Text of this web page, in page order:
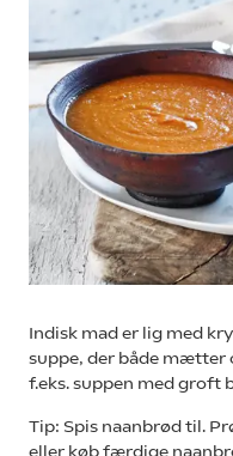
Indisk mad er lig med
suppe, der både mætter
f.eks. suppen med groft
Tip: Spis naanbrød til.
eller køb færdige